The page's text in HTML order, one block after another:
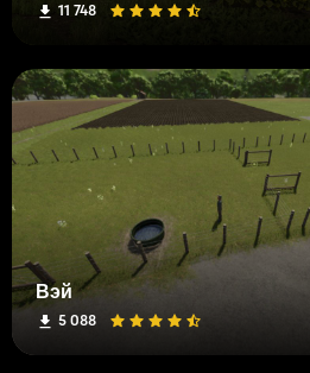
11 748
Вэй
5 088